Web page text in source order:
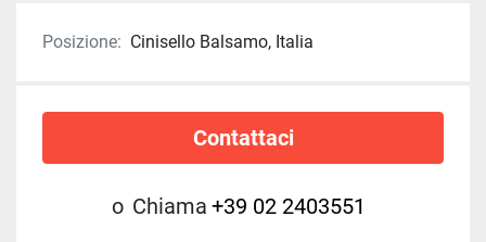
Posizione: Cinisello Balsamo, Italia
Contattaci
o Chiama +39 02 2403551